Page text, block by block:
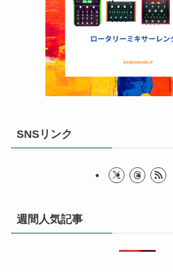
SNSリンク
週間人気記事